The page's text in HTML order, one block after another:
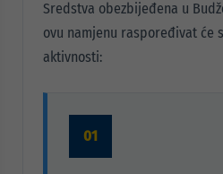
Sredstva obezbijeđena u
ovu namjenu raspoređivat će
aktivnosti:
01